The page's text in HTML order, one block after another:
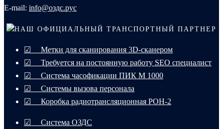
E-mail: info@оздс.рус
НАШ ОФИЦИАЛЬНЫЙ ТРАНСПОРТНЫЙ ПАРТНЕР
☑ Метки для сканирования 3D-сканером
☑ Требуется на постоянную работу SEO специалист
☑ Система часофикации ПИК М 1000
☑ Системы вызова персонала
☑ Коробка радиотрансляционная РОН-2
☑ Система ОЗДС